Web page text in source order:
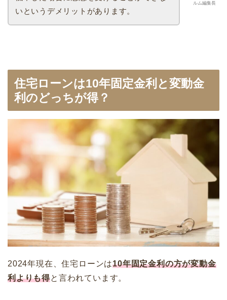
ルム編集長
いというデメリットがあります。
住宅ローンは10年固定金利と変動金
利のどっちが得？
2024年現在、住宅ローンは10年固定金利の方が変動金
利よりも得と言われています。